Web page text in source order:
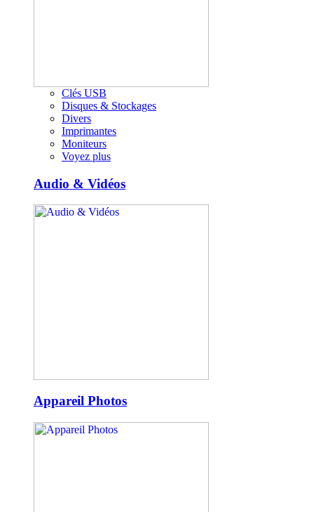
Clés USB
Disques & Stockages
Divers
Imprimantes
Moniteurs
Voyez plus
Audio & Vidéos
Appareil Photos